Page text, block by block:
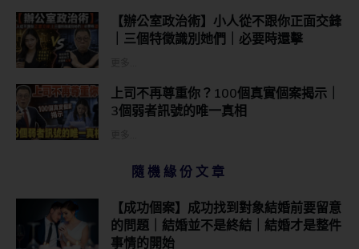
【辦公室政治術】小人從不跟你正面交鋒
｜三個特徵識別她們｜必要時還擊
上司不再尊重你？100個真實個案揭示｜
3個弱者訊號的唯一真相
隨機緣份文章
【成功個案】成功找到對象結婚前要留意
的問題｜結婚並不是終結｜結婚才是整件
事情的開始